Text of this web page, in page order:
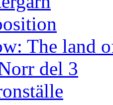
The land
del 3